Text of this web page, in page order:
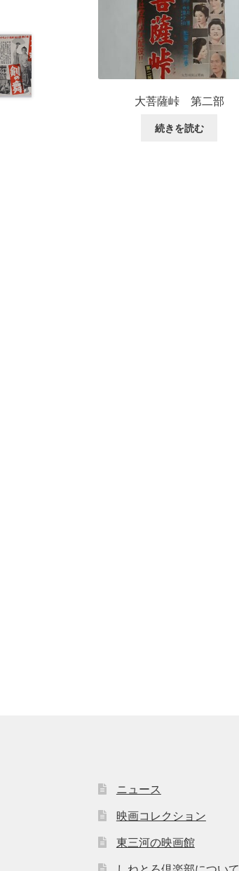
大菩薩峠 第二部
続きを読む
ニュース
映画コレクション
東三河の映画館